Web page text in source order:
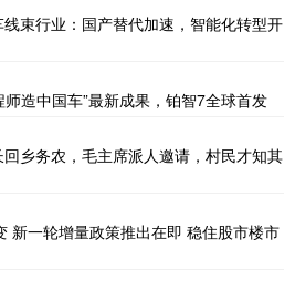
束行业：国产替代加速，智能化转型开
造中国车”最新成果，铂智7全球首发
乡务农，毛主席派人邀请，村民才知其
新一轮增量政策推出在即 稳住股市楼市